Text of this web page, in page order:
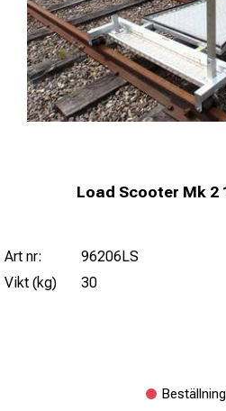
Load Scooter Mk 2
Art nr:
96206LS
Vikt (kg)
30